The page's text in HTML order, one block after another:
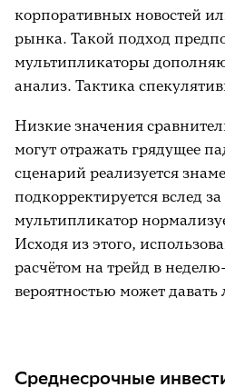
корпоративных новостей
рынка. Такой подход
мультипликаторы
анализ. Тактика
Низкие значения
могут отражать грядущее
сценарий реализуется
подкорректируется вслед
мультипликатор
Исходя из этого,
расчётом на трейд в
вероятностью может
Среднесрочные